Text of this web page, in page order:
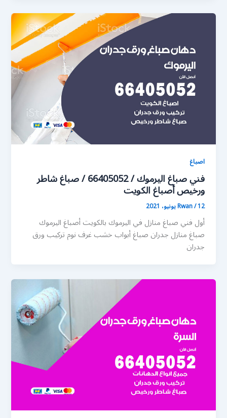
اصباغ
فني صباغ اليرموك / 66405052 / صباغ شاطر
ورخيص أصباغ الكويت
Rwan/12 يونيو، 2021
أول فني صباغ منازل في اليرموك بالكويت أصباغ اليرموك
صباغ منازل جدران صباغ أبواب خشب غرف نوم تركيب ورق
جدران